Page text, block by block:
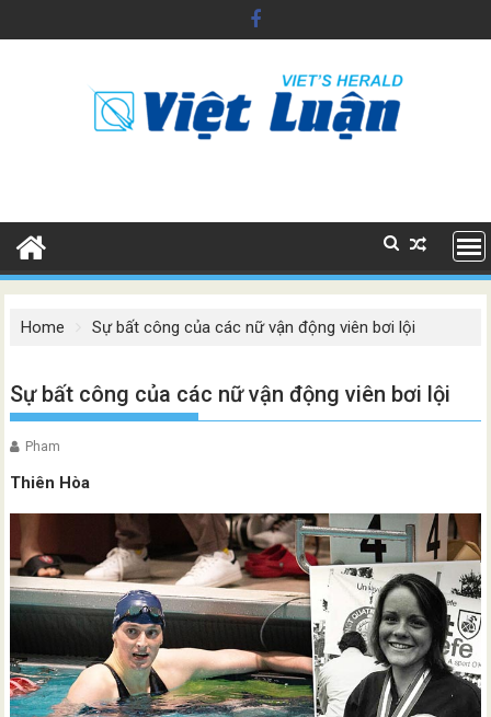
to
Home Sự bất công của các nữ vận động viên bơi lội
Sự bất công của các nữ vận động viên bơi lội
Pham
Thiên Hòa